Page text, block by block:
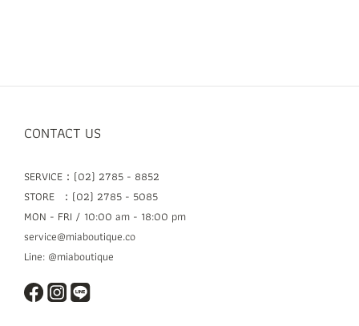
CONTACT US
SERVICE：(02) 2785 - 8852
STORE ：(02) 2785 - 5085
MON - FRI / 10:00 am - 18:00 pm
service@miaboutique.co
Line: @miaboutique